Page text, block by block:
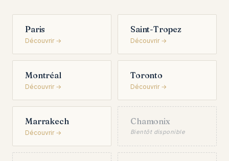
Paris
Découvrir →
Saint-Tropez
Découvrir →
Montréal
Découvrir →
Toronto
Découvrir →
Marrakech
Découvrir →
Chamonix
Bientôt disponible